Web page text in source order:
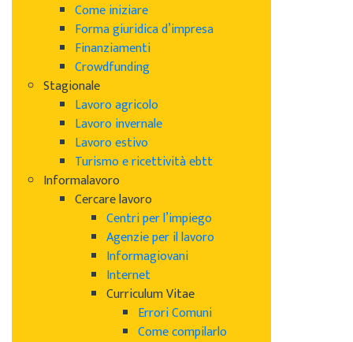
Come iniziare
Forma giuridica d’impresa
Finanziamenti
Crowdfunding
Stagionale
Lavoro agricolo
Lavoro invernale
Lavoro estivo
Turismo e ricettività ebtt
Informalavoro
Cercare lavoro
Centri per l’impiego
Agenzie per il lavoro
Informagiovani
Internet
Curriculum Vitae
Errori Comuni
Come compilarlo